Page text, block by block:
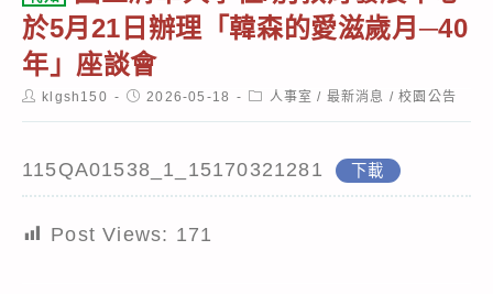
於5月21日辦理「韓森的愛滋歲月─40
年」座談會
Postklgsh150
Post2026-05-18
Post人事室 / 最新消息 / 校園公告
115QA01538_1_15170321281 下載
Post Views: 171